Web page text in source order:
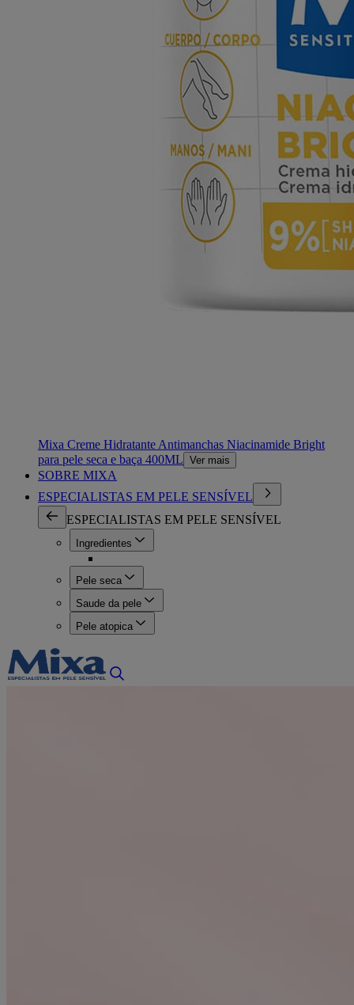
Mixa Creme Hidratante Antimanchas Niacinamide Bright
para pele seca e baça 400ML Ver mais
SOBRE MIXA
ESPECIALISTAS EM PELE SENSÍVEL
ESPECIALISTAS EM PELE SENSÍVEL
Ingredientes
Pele seca
Saude da pele
Pele atopica